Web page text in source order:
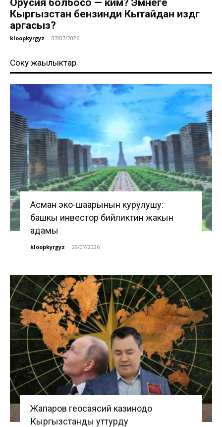
Орусия болбосо — ким? Эмнеге
Кыргызстан бензинди Кытайдан издөөгө
аргасыз?
kloopkyrgyz - 07/07/2026
Соңку жаңылыктар
Асман эко-шаарынын курулушу:
башкы инвестор бийликтин жакын
адамы
kloopkyrgyz - 29/07/2026
Жапаров геосаясий казинодо
Кыргызстанды уттурду